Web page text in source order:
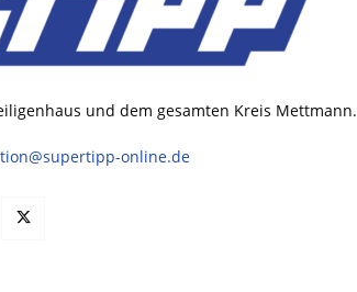
und dem gesamten Kreis Mettmann.
online.de